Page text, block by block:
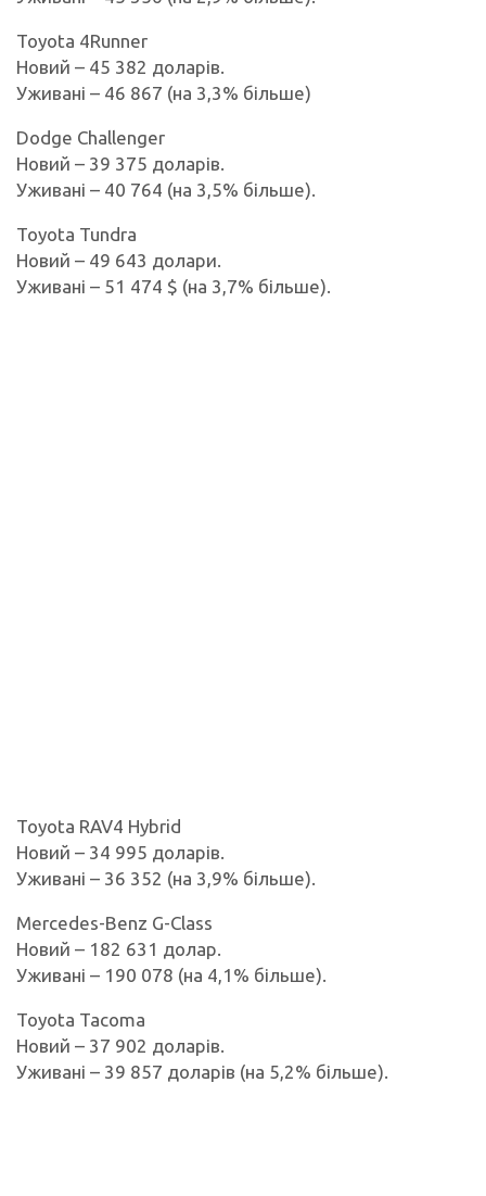
Toyota 4Runner
Новий – 45 382 доларів.
Уживані – 46 867 (на 3,3% більше)
Dodge Challenger
Новий – 39 375 доларів.
Уживані – 40 764 (на 3,5% більше).
Toyota Tundra
Новий – 49 643 долари.
Уживані – 51 474 $ (на 3,7% більше).
Toyota RAV4 Hybrid
Новий – 34 995 доларів.
Уживані – 36 352 (на 3,9% більше).
Mercedes-Benz G-Class
Новий – 182 631 долар.
Уживані – 190 078 (на 4,1% більше).
Toyota Tacoma
Новий – 37 902 доларів.
Уживані – 39 857 доларів (на 5,2% більше).